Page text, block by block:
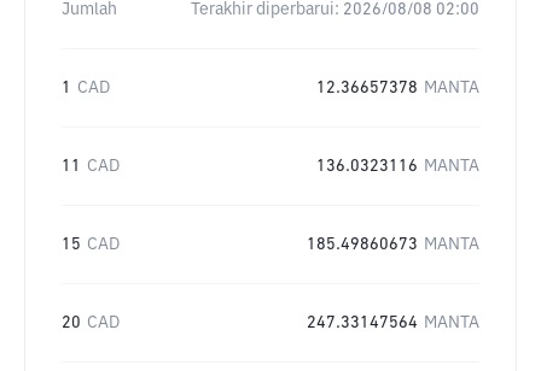
Jumlah Terakhir diperbarui: 2026/08/08 02:00
1 CAD 12.36657378 MANTA
11 CAD 136.0323116 MANTA
15 CAD 185.49860673 MANTA
20 CAD 247.33147564 MANTA